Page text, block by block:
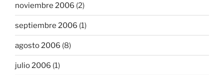
noviembre 2006 (2)
septiembre 2006 (1)
agosto 2006 (8)
julio 2006 (1)